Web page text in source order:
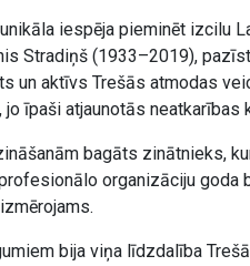
iespēja pieminēt izcilu
Stradiņš (1933–2019),
un aktīvs Trešās atmodas
īpaši atjaunotās neatkarības
bagāts zinātnieks,
organizāciju goda
bija viņa līdzdalība